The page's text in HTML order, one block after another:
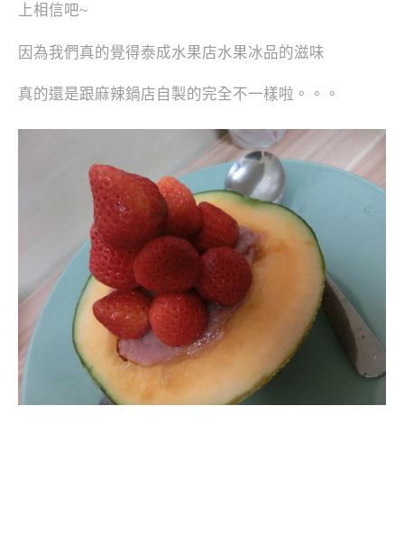
上相信吧~
因為我們真的覺得泰成水果店水果冰品的滋味
真的還是跟麻辣鍋店自製的完全不一樣啦。。。